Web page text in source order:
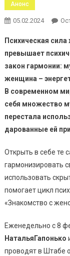
Анонс
05.02.2024
Психическая
превышает
закон гармонии:
женщина –
В современном
себя множество
перестала
дарованные ей
Открыть в себе те
гармонизировать
использовать
помогает цикл
«Знакомство с
Еженедельно с 8
НатальяГапонько
проводят в Штабе